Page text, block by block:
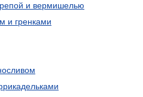
и вермишелью
и гренками